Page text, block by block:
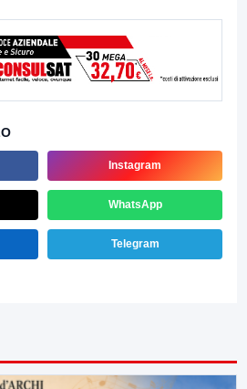
Instagram
WhatsApp
Telegram